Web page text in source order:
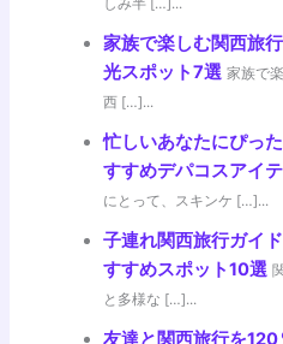
家族で楽しむ関西旅
光スポット7選 家族で
西 […]...
忙しいあなたにぴっ
すすめデパコスアイ
にとって、スキンケ […]...
子連れ関西旅行ガイ
すすめスポット10選
と多様な […]...
友達と関西旅行を